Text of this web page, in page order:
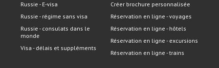
Russie - E-visa
Russie - régime sans visa
Russie - consulats dans le
monde
Visa - délais et suppléments
Créer brochure personnalisée
Réservation en ligne - voyages
Réservation en ligne - hôtels
Réservation en ligne - excursions
Réservation en ligne - trains